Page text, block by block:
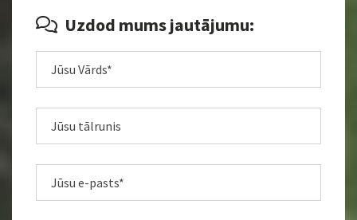
 Uzdod mums jautājumu: